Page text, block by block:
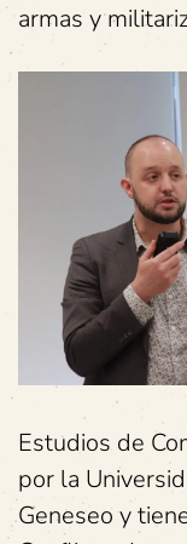
armas y
Estudios de
por la
Geneseo y